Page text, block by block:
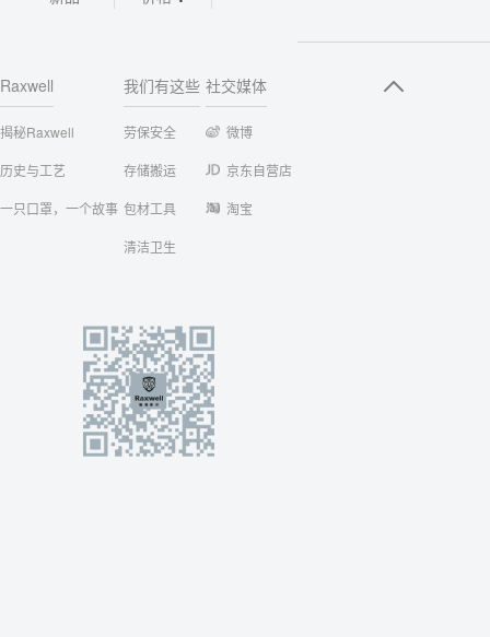
Raxwell
揭秘Raxwell
历史与工艺
一只口罩，一个故事
我们有这些
劳保安全
存储搬运
包材工具
清洁卫生
社交媒体
微博
京东自营店
淘宝